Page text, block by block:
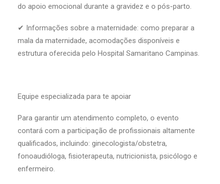
do apoio emocional durante a gravidez e o pós-parto.
✔ Informações sobre a maternidade: como preparar a
mala da maternidade, acomodações disponíveis e
estrutura oferecida pelo Hospital Samaritano Campinas.
Equipe especializada para te apoiar
Para garantir um atendimento completo, o evento
contará com a participação de profissionais altamente
qualificados, incluindo: ginecologista/obstetra,
fonoaudióloga, fisioterapeuta, nutricionista, psicólogo e
enfermeiro.